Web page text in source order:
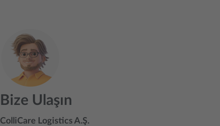
Bize Ulaşın
ColliCare Logistics A.Ş.